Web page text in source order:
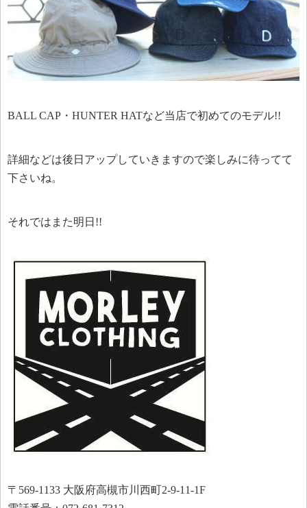
BALL CAP・HUNTER HATなど当店で初めてのモデル!!
詳細などは後日アップしていきますので楽しみに待ってて
下さいね。
それではまた明日!!
〒569-1133 大阪府高槻市川西町2-9-11-1F